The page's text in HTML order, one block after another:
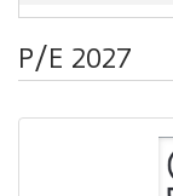
P/E 2027